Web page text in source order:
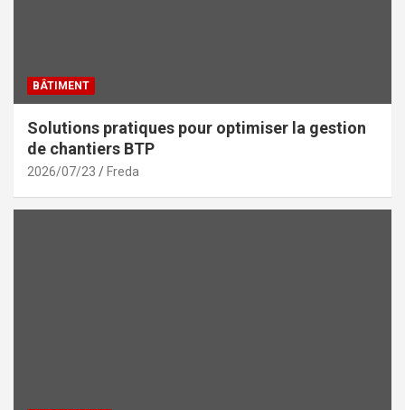
BÂTIMENT
Solutions pratiques pour optimiser la gestion
de chantiers BTP
2026/07/23 Freda